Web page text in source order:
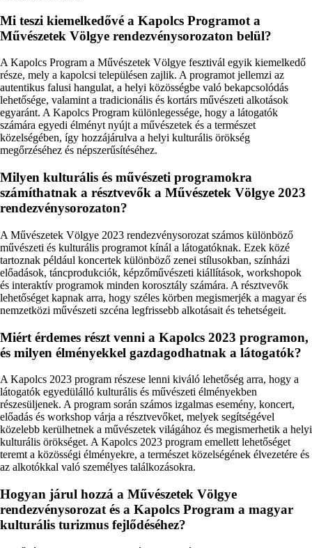
Mi teszi kiemelkedővé a Kapolcs Programot a
Művészetek Völgye rendezvénysorozaton belül?
A Kapolcs Program a Művészetek Völgye fesztivál egyik kiemelkedő
része, mely a kapolcsi településen zajlik. A programot jellemzi az
autentikus falusi hangulat, a helyi közösségbe való bekapcsolódás
lehetősége, valamint a tradicionális és kortárs művészeti alkotások
egyaránt. A Kapolcs Program különlegessége, hogy a látogatók
számára egyedi élményt nyújt a művészetek és a természet
közelségében, így hozzájárulva a helyi kulturális örökség
megőrzéséhez és népszerűsítéséhez.
Milyen kulturális és művészeti programokra
számíthatnak a résztvevők a Művészetek Völgye 2023
rendezvénysorozaton?
A Művészetek Völgye 2023 rendezvénysorozat számos különböző
művészeti és kulturális programot kínál a látogatóknak. Ezek közé
tartoznak például koncertek különböző zenei stílusokban, színházi
előadások, táncprodukciók, képzőművészeti kiállítások, workshopok
és interaktív programok minden korosztály számára. A résztvevők
lehetőséget kapnak arra, hogy széles körben megismerjék a magyar és
nemzetközi művészeti szcéna legfrissebb alkotásait és tehetségeit.
Miért érdemes részt venni a Kapolcs 2023 programon,
és milyen élményekkel gazdagodhatnak a látogatók?
A Kapolcs 2023 program részese lenni kiváló lehetőség arra, hogy a
látogatók egyedülálló kulturális és művészeti élményekben
részesüljenek. A program során számos izgalmas esemény, koncert,
előadás és workshop várja a résztvevőket, melyek segítségével
közelebb kerülhetnek a művészetek világához és megismerhetik a helyi
kulturális örökséget. A Kapolcs 2023 program emellett lehetőséget
teremt a közösségi élményekre, a természet közelségének élvezetére és
az alkotókkal való személyes találkozásokra.
Hogyan járul hozzá a Művészetek Völgye
rendezvénysorozat és a Kapolcs Program a magyar
kulturális turizmus fejlődéséhez?